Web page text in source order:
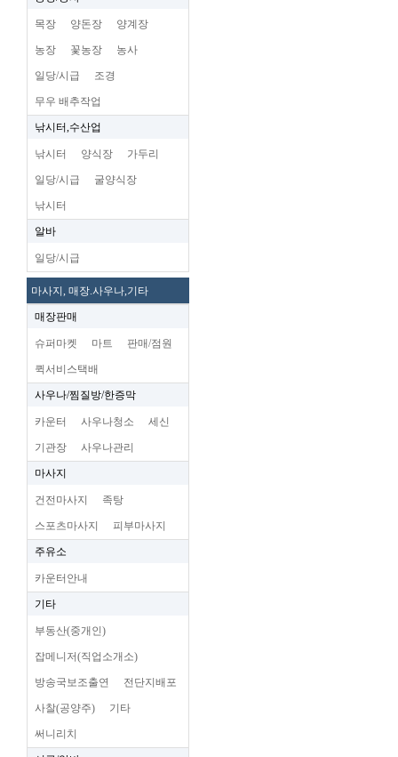
목장 양돈장 양계장
농장 꽃농장 농사
일당/시급 조경
무우 배추작업
낚시터,수산업
낚시터 양식장 가두리
일당/시급 굴양식장
낚시터
알바
일당/시급
마사지, 매장.사우나,기타
매장판매
슈퍼마켓 마트 판매/점원
퀵서비스택배
사우나/찜질방/한증막
카운터 사우나청소 세신
기관장 사우나관리
마사지
건전마사지 족탕
스포츠마사지 피부마사지
주유소
카운터안내
기타
부동산(중개인)
잡메니저(직업소개소)
방송국보조출연 전단지배포
사찰(공양주) 기타
써니리치